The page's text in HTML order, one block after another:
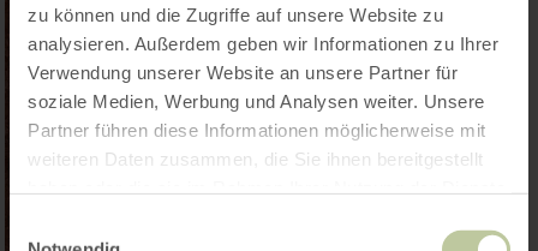
zu können und die Zugriffe auf unsere Website zu
analysieren. Außerdem geben wir Informationen zu Ihrer
Verwendung unserer Website an unsere Partner für
soziale Medien, Werbung und Analysen weiter. Unsere
Partner führen diese Informationen möglicherweise mit
weiteren Daten zusammen, die Sie ihnen bereitgestellt